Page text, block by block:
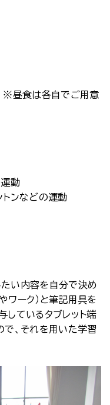
※昼食は各自でご用意
運動
トンなどの運動
たい内容を自分で決め
ワーク）と筆記用具を
しているタブレット端
、それを用いた学習